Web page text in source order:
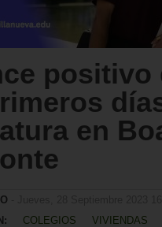
positivo
en
COLEGIOS VIVIENDAS